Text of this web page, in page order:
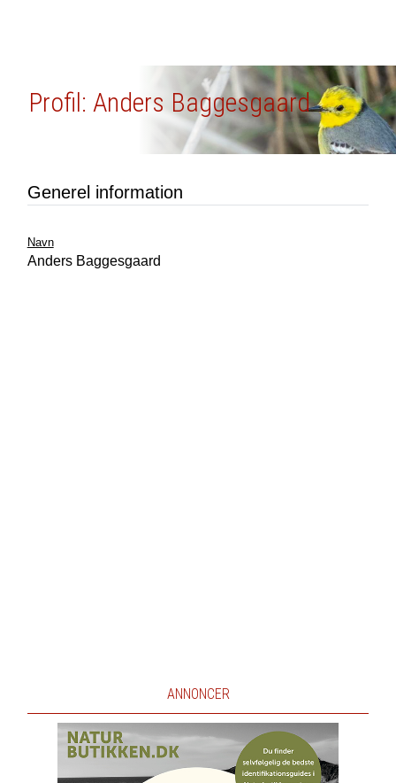
Profil: Anders Baggesgaard
Generel information
Navn
Anders Baggesgaard
ANNONCER